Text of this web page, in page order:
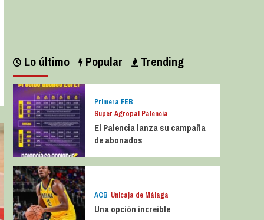
Lo último Popular Trending
Primera FEB
Super Agropal Palencia
El Palencia lanza su campaña
de abonados
ACB Unicaja de Málaga
Una opción increíble